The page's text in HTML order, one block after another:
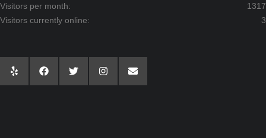
1317
Visitors per month:
3
Visitors currently online: